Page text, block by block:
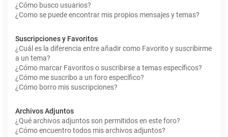
¿Cómo busco usuarios?
¿Como se puede encontrar mis propios mensajes y temas?
Suscripciones y Favoritos
¿Cuál es la diferencia entre añadir como Favorito y suscribirme
a un tema?
¿Cómo marcar Favoritos o suscribirse a temas específicos?
¿Cómo me suscribo a un foro específico?
¿Cómo borro mis suscripciones?
Archivos Adjuntos
¿Qué archivos adjuntos son permitidos en este foro?
¿Cómo encuentro todos mis archivos adjuntos?